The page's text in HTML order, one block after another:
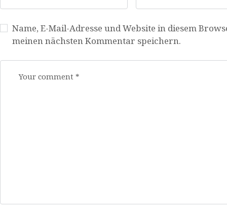
Name, E-Mail-Adresse und Website in diesem
meinen nächsten Kommentar speichern.